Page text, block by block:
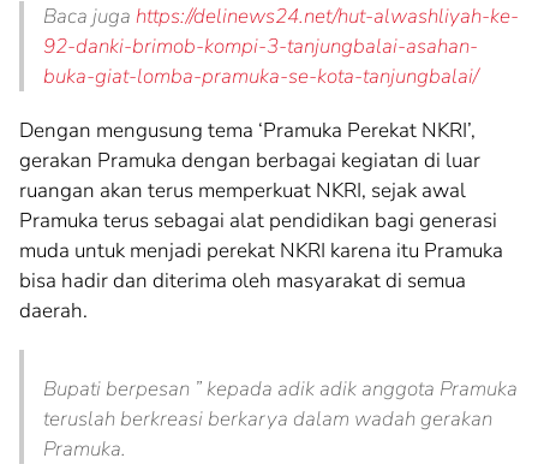
Baca juga https://delinews24.net/hut-alwashliyah-ke-
92-danki-brimob-kompi-3-tanjungbalai-asahan-
buka-giat-lomba-pramuka-se-kota-tanjungbalai/
Dengan mengusung tema ‘Pramuka Perekat NKRI’,
gerakan Pramuka dengan berbagai kegiatan di luar
ruangan akan terus memperkuat NKRI, sejak awal
Pramuka terus sebagai alat pendidikan bagi generasi
muda untuk menjadi perekat NKRI karena itu Pramuka
bisa hadir dan diterima oleh masyarakat di semua
daerah.
Bupati berpesan ” kepada adik adik anggota Pramuka
teruslah berkreasi berkarya dalam wadah gerakan
Pramuka.